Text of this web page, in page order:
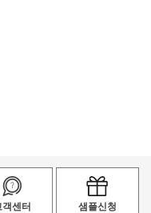
객센터 샘플신청